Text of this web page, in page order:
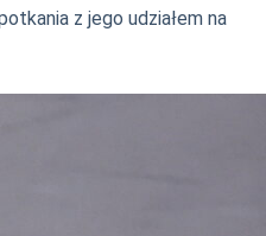
z jego udziałem na